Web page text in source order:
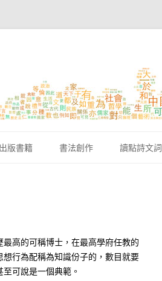
出版書籍 書法創作 讀點詩文詞
高的可稱博士，在最高學府任教的
行為配稱為知識份子的，數目就要
可說是一個典範。